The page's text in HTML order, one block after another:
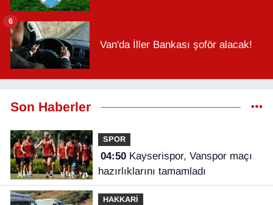
Van'da İller Bankası şoför alacak!
6
Son Haberler
SPOR
04:50Kayserispor, Vanspor maçı
hazırlıklarını tamamladı
HAKKARİ